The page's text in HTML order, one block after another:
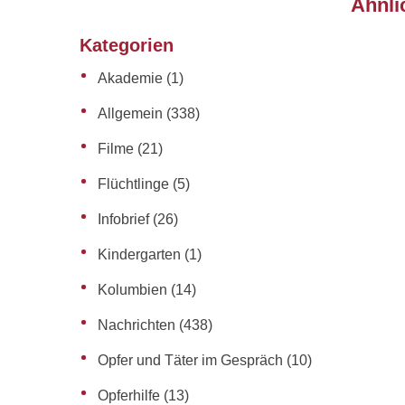
Kategorien
Akademie (1)
Allgemein (338)
Filme (21)
Flüchtlinge (5)
Infobrief(26)
Kindergarten (1)
Kolumbien (14)
Nachrichten (438)
Opfer und Täter im Gespräch (10)
Opferhilfe (13)